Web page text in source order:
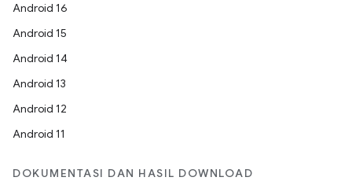
Android 16
Android 15
Android 14
Android 13
Android 12
Android 11
DOKUMENTASI DAN HASIL DOWNLOAD